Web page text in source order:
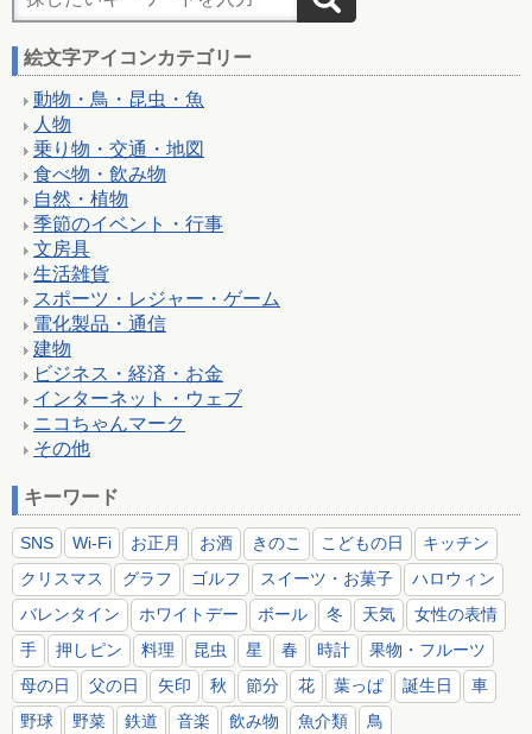
絵文字アイコンカテゴリー
動物・鳥・昆虫・魚
人物
乗り物・交通・地図
食べ物・飲み物
自然・植物
季節のイベント・行事
文房具
生活雑貨
スポーツ・レジャー・ゲーム
電化製品・通信
建物
ビジネス・経済・お金
インターネット・ウェブ
ニコちゃんマーク
その他
キーワード
SNS Wi-Fi お正月 お酒 きのこ こどもの日
キッチン
クリスマス
グラフ ゴルフ スイーツ・お菓子
ハロウィン
バレンタイン
ホワイトデー ボール 冬 天気
女性の表情
手
押しピン 料理 昆虫 星 春 時計
果物・フルーツ
母の日
父の日 矢印 秋 節分 花 葉っぱ 誕生日
車
野球
野菜 鉄道 音楽 飲み物 魚介類 鳥